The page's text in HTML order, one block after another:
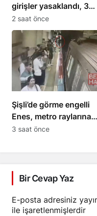
girişler yasaklandı, 3
ilçe etkilendi
2 saat önce
Şişli’de görme engelli
Enes, metro raylarına
düştü: O anlar
3 saat önce
Bir Cevap Yaz
E-posta adresiniz
ile işaretlenmişlerdir